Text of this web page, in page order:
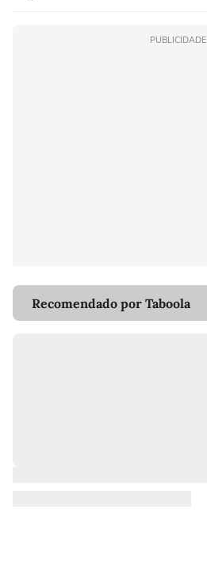
PUBLICIDADE
Recomendado por Taboola